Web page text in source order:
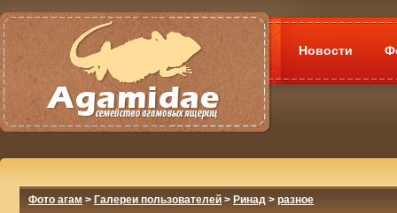
Новости
Фото агам > Галереи пользователей > Ринад > разное